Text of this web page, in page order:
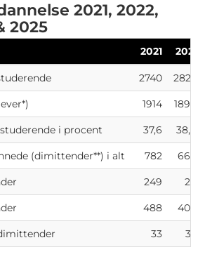
2021, 2022,
2025
2021 2022
2740 2822
1914 1896
i procent 37,6 38,9
(dimittender**) i alt 782 664
249 231
488 400
33 33